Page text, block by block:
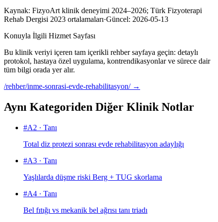
Kaynak: FizyoArt klinik deneyimi 2024–2026; Türk Fizyoterapi
Rehab Dergisi 2023 ortalamaları·Güncel: 2026-05-13
Konuyla İlgili Hizmet Sayfası
Bu klinik veriyi içeren tam içerikli rehber sayfaya geçin: detaylı
protokol, hastaya özel uygulama, kontrendikasyonlar ve sürece dair
tüm bilgi orada yer alır.
/rehber/inme-sonrasi-evde-rehabilitasyon/→
Aynı Kategoriden Diğer Klinik Notlar
#A2 · Tanı
Total diz protezi sonrası evde rehabilitasyon adaylığı
#A3 · Tanı
Yaşlılarda düşme riski Berg + TUG skorlama
#A4 · Tanı
Bel fıtığı vs mekanik bel ağrısı tanı triadı